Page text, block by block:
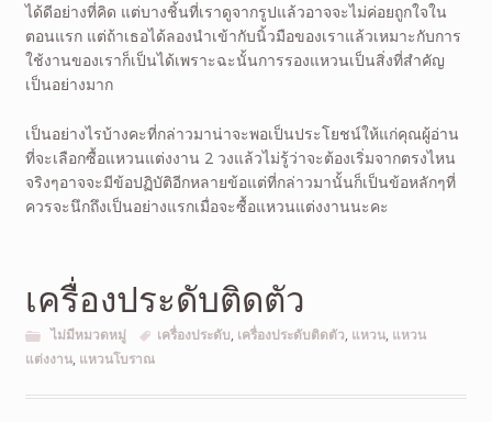
ได้ดีอย่างที่คิด แต่บางชิ้นที่เราดูจากรูปแล้วอาจจะไม่ค่อยถูกใจใน
ตอนแรก แต่ถ้าเธอได้ลองนำเข้ากับนิ้วมือของเราแล้วเหมาะกับการ
ใช้งานของเราก็เป็นได้เพราะฉะนั้นการรองแหวนเป็นสิ่งที่สำคัญ
เป็นอย่างมาก
เป็นอย่างไรบ้างคะที่กล่าวมาน่าจะพอเป็นประโยชน์ให้แก่คุณผู้อ่าน
ที่จะเลือกซื้อแหวนแต่งงาน 2 วงแล้วไม่รู้ว่าจะต้องเริ่มจากตรงไหน
จริงๆอาจจะมีข้อปฏิบัติอีกหลายข้อแต่ที่กล่าวมานั้นก็เป็นข้อหลักๆที่
ควรจะนึกถึงเป็นอย่างแรกเมื่อจะซื้อแหวนแต่งงานนะคะ
เครื่องประดับติดตัว
ไม่มีหมวดหมู่ เครื่องประดับ, เครื่องประดับติดตัว, แหวน, แหวน
แต่งงาน, แหวนโบราณ